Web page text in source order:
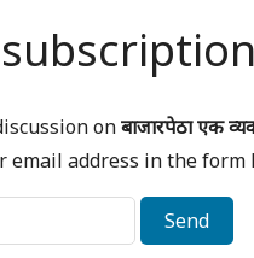
onबाजारपेठा एक
email address in the form